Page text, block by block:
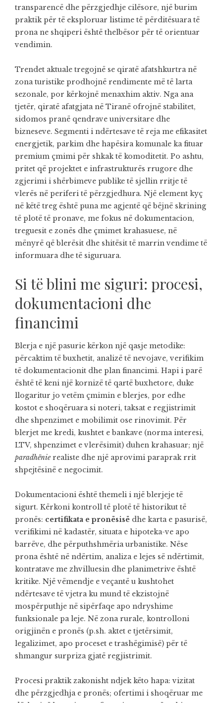
transparencë dhe përzgjedhje cilësore, një burim
praktik për të eksploruar listime të përditësuara të
prona ne shqiperi është thelbësor për të orientuar
vendimin.
Trendet aktuale tregojnë se qiratë afatshkurtra në
zona turistike prodhojnë rendimente më të larta
sezonale, por kërkojnë menaxhim aktiv. Nga ana
tjetër, qiratë afatgjata në Tiranë ofrojnë stabilitet,
sidomos pranë qendrave universitare dhe
bizneseve. Segmenti i ndërtesave të reja me efikasitet
energjetik, parkim dhe hapësira komunale ka fituar
premium çmimi për shkak të komoditetit. Po ashtu,
pritet që projektet e infrastrukturës rrugore dhe
zgjerimi i shërbimeve publike të sjellin rritje të
vlerës në periferi të përzgjedhura. Një element kyç
në këtë treg është puna me agjentë që bëjnë skrining
të plotë të pronave, me fokus në dokumentacion,
treguesit e zonës dhe çmimet krahasuese, në
mënyrë që blerësit dhe shitësit të marrin vendime të
informuara dhe të siguruara.
Si të blini me siguri: procesi,
dokumentacioni dhe
financimi
Blerja e një pasurie kërkon një qasje metodike:
përcaktim të buxhetit, analizë të nevojave, verifikim
të dokumentacionit dhe plan financimi. Hapi i parë
është të keni një kornizë të qartë buxhetore, duke
llogaritur jo vetëm çmimin e blerjes, por edhe
kostot e shoqëruara si noteri, taksat e regjistrimit
dhe shpenzimet e mobilimit ose rinovimit. Për
blerjet me kredi, kushtet e bankave (norma interesi,
LTV, shpenzimet e vlerësimit) duhen krahasuar; një
paradhënierealiste dhe një aprovimi paraprak rrit
shpejtësinë e negocimit.
Dokumentacioni është themeli i një blerjeje të
sigurt. Kërkoni kontroll të plotë të historikut të
pronës: certifikata e pronësisë dhe karta e pasurisë,
verifikimi në kadastër, situata e hipoteka-ve apo
barrëve, dhe përputhshmëria urbanistike. Nëse
prona është në ndërtim, analiza e lejes së ndërtimit,
kontratave me zhvilluesin dhe planimetrive është
kritike. Një vëmendje e veçantë u kushtohet
ndërtesave të vjetra ku mund të ekzistojnë
mospërputhje në sipërfaqe apo ndryshime
funksionale pa leje. Në zona rurale, kontrolloni
origjinën e pronës (p.sh. aktet e tjetërsimit,
legalizimet, apo proceset e trashëgimisë) për të
shmangur surpriza gjatë regjistrimit.
Procesi praktik zakonisht ndjek këto hapa: vizitat
dhe përzgjedhja e pronës; ofertimi i shoqëruar me